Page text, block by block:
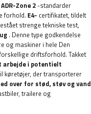
ADR-Zone 2 -standarder
forhold. E4- certifikatet, tildelt
strenge tekniske test,
. Denne type godkendelse
og maskiner i hele Den
driftsforhold. Takket
arbejde i potentielt
køretøjer, der transporterer
over for stød, støv og vand
trailere og